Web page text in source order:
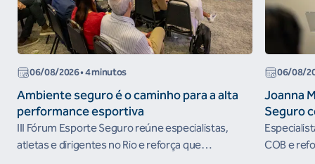
06/08/2026• 4 minutos
Ambiente seguro é o caminho para a alta
performance esportiva
III Fórum Esporte Seguro reúne especialistas,
atletas e dirigentes no Rio e reforça que
06/08/
Joanna
Seguro
COB e